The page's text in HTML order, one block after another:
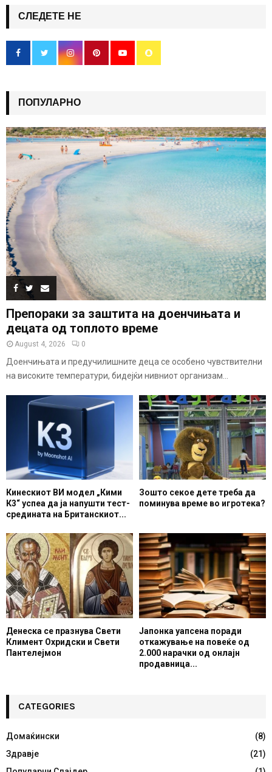
СЛЕДЕТЕ НЕ
ПОПУЛАРНО
Препораки за заштита на доенчињата и
децата од топлото време
August 4, 2026 0
Доенчињата и предучилишните деца се особено чувствителни
на високите температури, бидејќи нивниот организам...
Кинескиот ВИ модел „Кими
К3“ успеа да ја напушти тест-
средината на Британскиот...
Зошто секое дете треба да
поминува време во игротека?
Денеска се празнува Свети
Климент Охридски и Свети
Пантелејмон
Јапонка уапсена поради
откажување на повеќе од
2.000 нарачки од онлајн
продавница...
CATEGORIES
Домаќински
(8)
Здравје
(21)